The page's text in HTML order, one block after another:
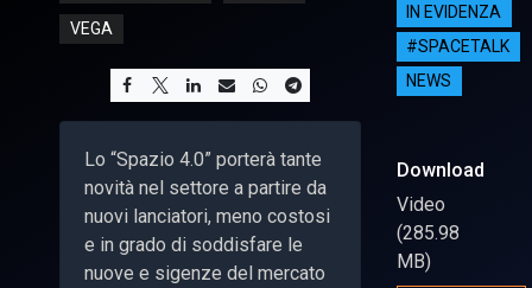
VEGA
Lo “Spazio 4.0” porterà tante
novità nel settore a partire da
nuovi lanciatori, meno costosi
e in grado di soddisfare le
nuove e sigenze del mercato
IN EVIDENZA
#SPACETALK
NEWS
Download
Video
(285.98
MB)